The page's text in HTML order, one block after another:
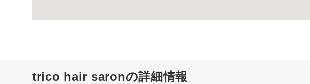
trico hair saronの詳細情報